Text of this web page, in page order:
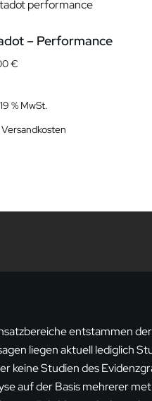
– Performance
€
% MwSt.
Versandkosten
entstammen
liegen aktuell lediglich
keine Studien des
auf der Basis mehrerer